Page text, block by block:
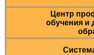
Центр
обучения и